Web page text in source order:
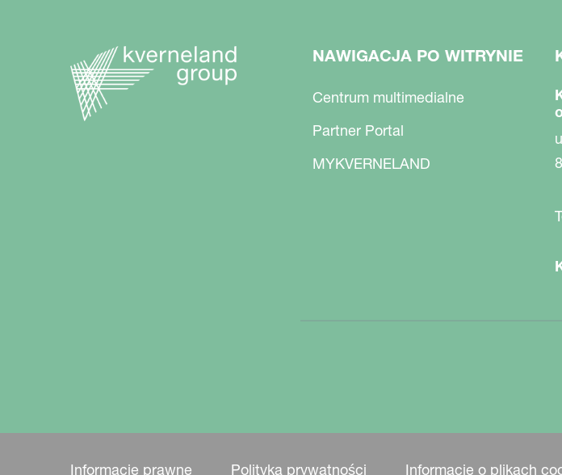
NAWIGACJA PO WITRYNIE
Centrum multimedialne
Partner Portal
MYKVERNELAND
Informacje prawne Polityka prywatności Informacje o plikach